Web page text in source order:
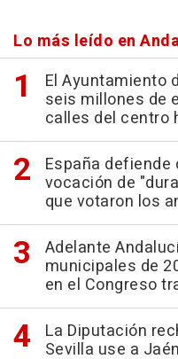
Lo más leído en
El Ayuntamiento
seis millones de
calles del centro
España defiende
vocación de
que votaron los
Adelante
municipales de
en el Congreso
La Diputación
Sevilla use a